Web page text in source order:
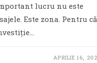
lucru nu este
Este zona. Pentru că
APRILIE 16,